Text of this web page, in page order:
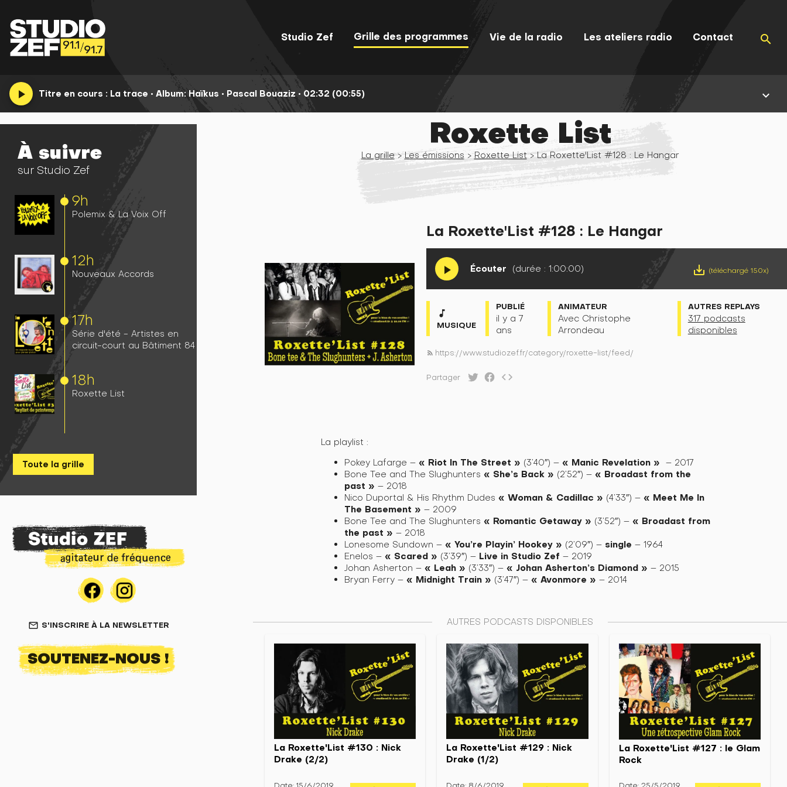
Studio Zef Grille des programmes Vie de la radio Les ateliers radio Contact search
play_arrow Titre en cours : La trace • Album: Haïkus • Pascal Bouaziz • 02:32 (00:55) keyboard_arrow_down
À suivre
sur Studio Zef
9h
Polemix & La Voix Off
12h
Nouveaux Accords
17h
Série d'été - Artistes en
circuit-court au Bâtiment 84
18h
Roxette List
Toute la grille
mail_outline S'INSCRIRE À LA NEWSLETTER
SOUTENEZ-NOUS !
Roxette List
La grille> Les émissions > Roxette List> La Roxette'List #128 : Le Hangar
La Roxette'List #128 : Le Hangar
play_arrow Écouter (durée : 1:00:00) save_alt (téléchargé 150x)
music_note
MUSIQUE
PUBLIÉ
il y a 7
ans
ANIMATEUR
Avec Christophe
Arrondeau
AUTRES REPLAYS
317 podcasts
disponibles
rss_feed https://www.studiozef.fr/category/roxette-list/feed/
Partager code
La playlist :
Pokey Lafarge – « Riot In The Street » (3’40″) – « Manic Revelation » – 2017
Bone Tee and The Slughunters « She’s Back » (2’52″) – « Broadast from the
past » – 2018
Nico Duportal & His Rhythm Dudes « Woman & Cadillac » (4’33″) – « Meet Me In
The Basement » – 2009
Bone Tee and The Slughunters « Romantic Getaway » (3’52″) – « Broadast from
the past » – 2018
Lonesome Sundown – « You’re Playin’ Hookey » (2’09″) – single – 1964
Enelos – « Scared » (3’39″) – Live in Studio Zef – 2019
Johan Asherton – « Leah » (3’33″) – « Johan Asherton’s Diamond » – 2015
Bryan Ferry – « Midnight Train » (3’47″) – « Avonmore » – 2014
AUTRES PODCASTS DISPONIBLES
La Roxette'List #130 : Nick
Drake (2/2)
La Roxette'List #129 : Nick
Drake (1/2)
La Roxette'List #127 : le Glam
Rock